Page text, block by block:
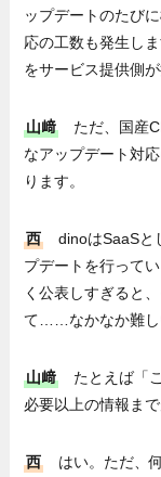
ップデートのたび
応の工数も発生し
をサービス提供側
山﨑
ただ、国産
なアップデート対
ります。
西
dinoはSaaSと
プデートを行って
く公表しすぎると
て……なかなか難し
山﨑
たとえば「
必要以上の情報ま
西
はい。ただ、